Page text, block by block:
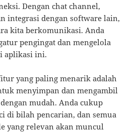
Dengan chat channel,
integrasi dengan software lain,
kita berkomunikasi. Anda
pengingat dan mengelola
aplikasi ini.
yang paling menarik adalah
menyimpan dan mengambil
mudah. Anda cukup
di bilah pencarian, dan semua
yang relevan akan muncul